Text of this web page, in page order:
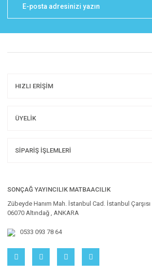
HIZLI ERİŞİM
ÜYELİK
SİPARİŞ İŞLEMLERİ
SONÇAĞ YAYINCILIK MATBAACILIK
Zübeyde Hanım Mah. İstanbul Cad. İstanbul
06070 Altındağ , ANKARA
0533 093 78 64